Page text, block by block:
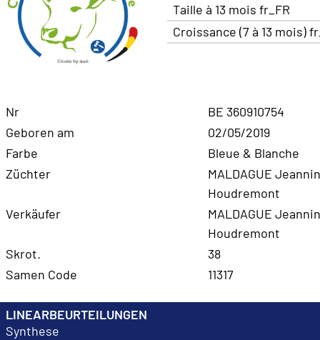
Taille à 13 mois fr_FR
Croissance (7 à 13 mois)
Nr
BE 360910754
Geboren am
02/05/2019
Farbe
Bleue & Blanche
Züchter
MALDAGUE
Houdremont
Verkäufer
MALDAGUE
Houdremont
Skrot.
38
Samen Code
11317
LINEARBEURTEILUNGEN
Synthese